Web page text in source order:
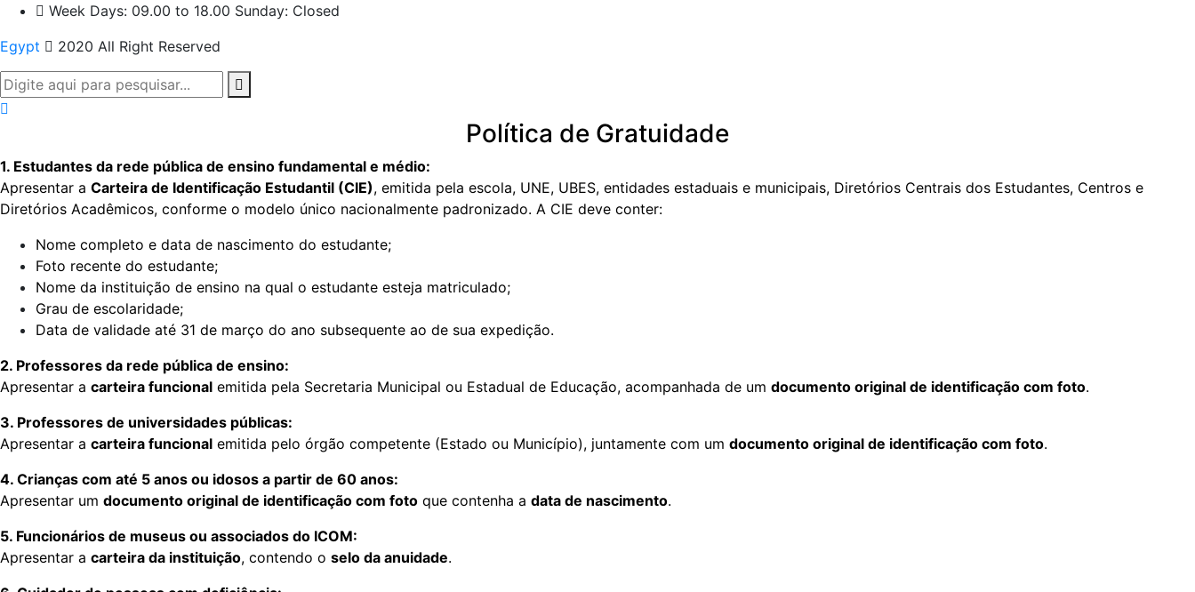
Week Days: 09.00 to 18.00 Sunday: Closed
Egypt
2020 All Right Reserved
Política de Gratuidade
1. Estudantes da rede pública de ensino fundamental e médio:
Apresentar a Carteira de Identificação Estudantil (CIE), emitida pela escola, UNE, UBES, entidades estaduais e municipais, Diretórios Centrais dos Estudantes, Centros e
Diretórios Acadêmicos, conforme o modelo único nacionalmente padronizado. A CIE deve conter:
Nome completo e data de nascimento do estudante;
Foto recente do estudante;
Nome da instituição de ensino na qual o estudante esteja matriculado;
Grau de escolaridade;
Data de validade até 31 de março do ano subsequente ao de sua expedição.
2. Professores da rede pública de ensino:
Apresentar a carteira funcional emitida pela Secretaria Municipal ou Estadual de Educação, acompanhada de um documento original de identificação com foto.
3. Professores de universidades públicas:
Apresentar a carteira funcional emitida pelo órgão competente (Estado ou Município), juntamente com um documento original de identificação com foto.
4. Crianças com até 5 anos ou idosos a partir de 60 anos:
Apresentar um documento original de identificação com foto que contenha a data de nascimento.
5. Funcionários de museus ou associados do ICOM:
Apresentar a carteira da instituição, contendo o selo da anuidade.